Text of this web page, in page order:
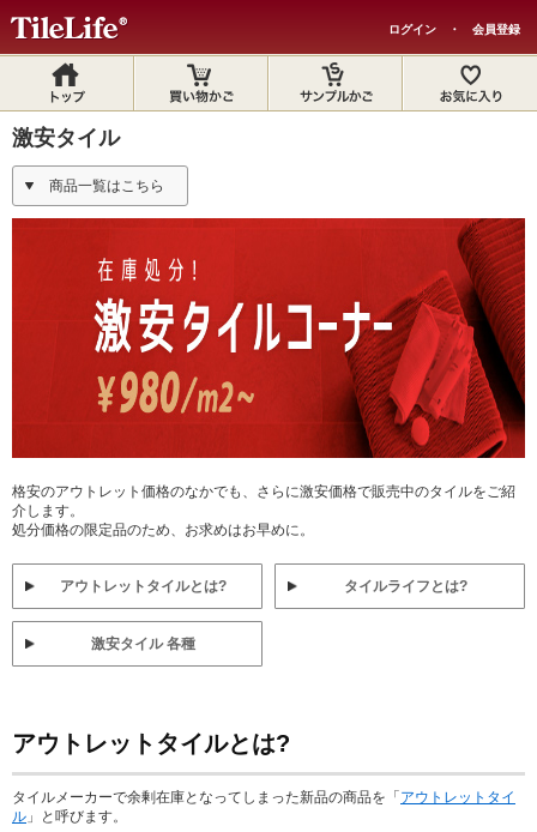
ログイン ・ 会員登録
激安タイル
商品一覧はこちら
格安のアウトレット価格のなかでも、さらに激安価格で販売中のタイルをご紹
介します。
処分価格の限定品のため、お求めはお早めに。
アウトレットタイルとは? タイルライフとは?
激安タイル 各種
アウトレットタイルとは?
タイルメーカーで余剰在庫となってしまった新品の商品を「 アウトレットタイ
ル 」と呼びます。